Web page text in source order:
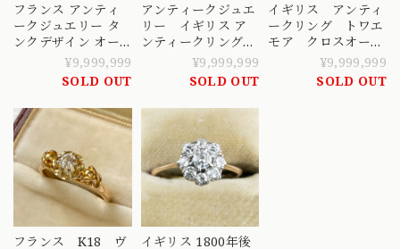
フランス アンティ
ークジュエリー タ
ンクデザイン オー
ルドカットダイヤモ
ンド ルビー カリブ
レカット ゴールド
コンビカラーリン
グ 20世前半のラグ
ジュアリーなハンサ
ムリング
DR00732
¥9,999,999
SOLD OUT
アンティークジュエ
リー イギリス ア
ンティークリング
大粒のオールドマ
インカットダイヤモ
ンドDR00766
¥9,999,999
SOLD OUT
イギリス アンティ
ークリング トワエ
モア クロスオーバ
ー あなたと私 永
遠の愛の絆
DR00494
¥9,999,999
SOLD OUT
フランス K18 ヴ
イギリス 1800年後